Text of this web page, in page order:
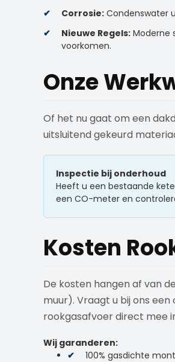
Corrosie: Condenswater
Nieuwe Regels: Moderne
voorkomen.
Onze
Of het nu gaat om een
uitsluitend gekeurd
Inspectie bij onderhoud
Heeft u een bestaande
een CO-meter en
Kosten
De kosten hangen af van
muur). Vraagt u bij ons
rookgasafvoer direct mee
Wij garanderen:
100% gasdichte